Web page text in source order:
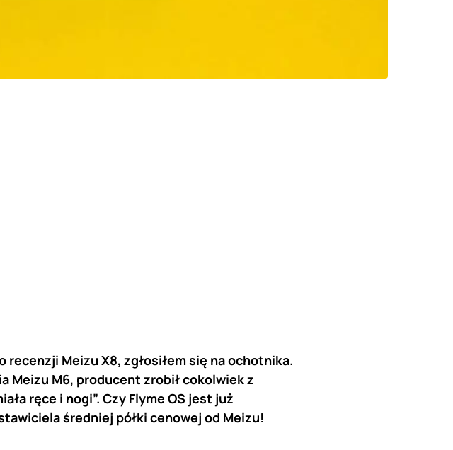
Meizu X8, zgłosiłem się na ochotnika.
Meizu M6, producent zrobił cokolwiek z
ręce i nogi”. Czy Flyme OS jest już
średniej półki cenowej od Meizu!